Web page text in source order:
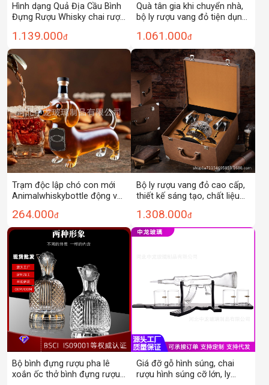
Hình dạng Quả Địa Cầu Bình
Đựng Rượu Whisky chai rượu
tinh Borosilicat cao
1.139.000đ
Quà tân gia khi chuyển nhà,
bộ ly rượu vang đỏ tiện dụng
vang cao cấp
1.061.000đ
Trạm độc lập chó con mới
Animalwhiskybottle động vật
tinh
264.000đ
Bộ ly rượu vang đỏ cao cấp,
thiết kế sáng tạo, chất liệu
rót rượu, hộp quà tặng cao
cấp dùng trong nhà
1.308.000đ
Bộ bình đựng rượu pha lê
xoắn ốc thở bình đựng rượu
Giá đỡ gỗ hình súng, chai
rượu hình súng cỡ lớn, ly